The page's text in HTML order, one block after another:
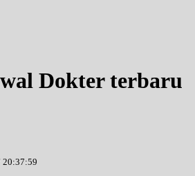
Dokter terbaru
20:37:59